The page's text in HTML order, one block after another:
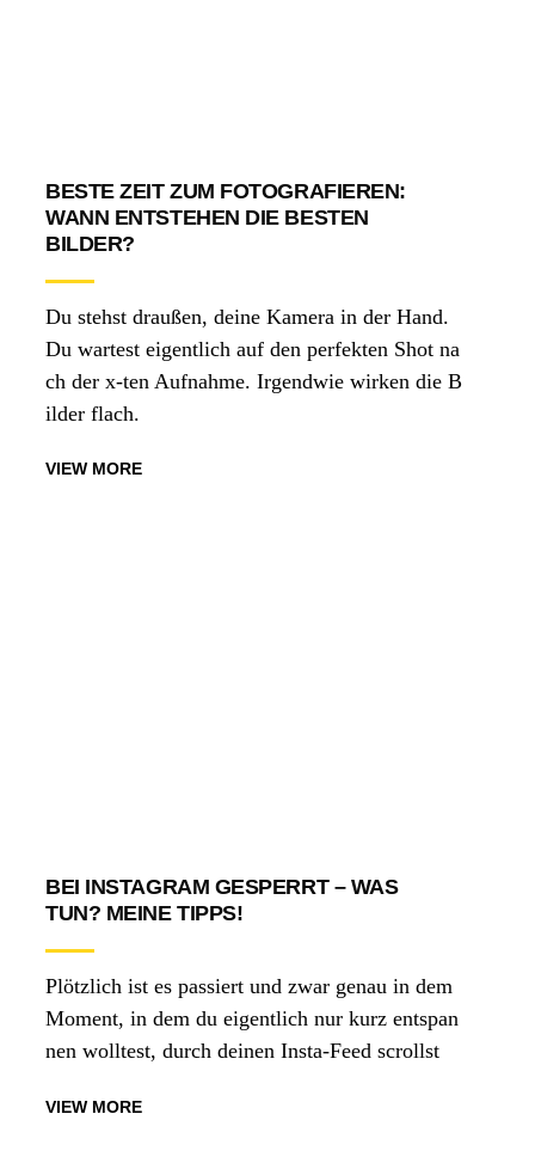
BESTE ZEIT ZUM FOTOGRAFIEREN:
WANN ENTSTEHEN DIE BESTEN
BILDER?
Du stehst draußen, deine Kamera in der Hand.
Du wartest eigentlich auf den perfekten Shot na
ch der x-ten Aufnahme. Irgendwie wirken die B
ilder flach.
VIEW MORE
BEI INSTAGRAM GESPERRT – WAS
TUN? MEINE TIPPS!
Plötzlich ist es passiert und zwar genau in dem
Moment, in dem du eigentlich nur kurz entspan
nen wolltest, durch deinen Insta-Feed scrollst
VIEW MORE